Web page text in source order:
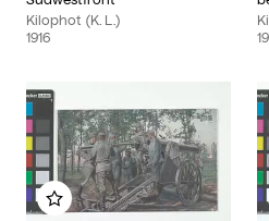
Kilophot (K. L.)
1916
Zu meinem Album